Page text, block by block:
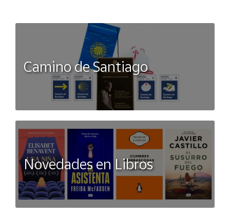
Camino de Santiago
Novedades en Libros